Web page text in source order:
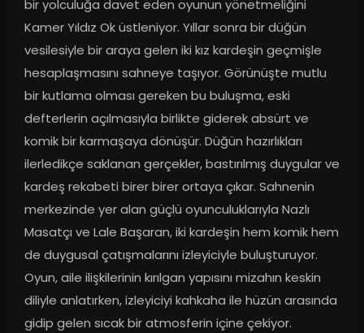
bir yolculuğa davet eden oyunun yönetmeliğini
Kamer Yıldız Ok üstleniyor. Yıllar sonra bir düğün
vesilesiyle bir araya gelen iki kız kardeşin geçmişle
hesaplaşmasını sahneye taşıyor. Görünüşte mutlu
bir kutlama olması gereken bu buluşma, eski
defterlerin açılmasıyla birlikte giderek absürt ve
komik bir karmaşaya dönüşür. Düğün hazırlıkları
ilerledikçe saklanan gerçekler, bastırılmış duygular ve
kardeş rekabeti birer birer ortaya çıkar. Sahnenin
merkezinde yer alan güçlü oyunculuklarıyla Nazlı
Masatçı ve Lale Başaran, iki kardeşin hem komik hem
de duygusal çatışmalarını izleyiciyle buluşturuyor.
Oyun, aile ilişkilerinin kırılgan yapısını mizahın keskin
diliyle anlatırken, izleyiciyi kahkaha ile hüzün arasında
gidip gelen sıcak bir atmosferin içine çekiyor.